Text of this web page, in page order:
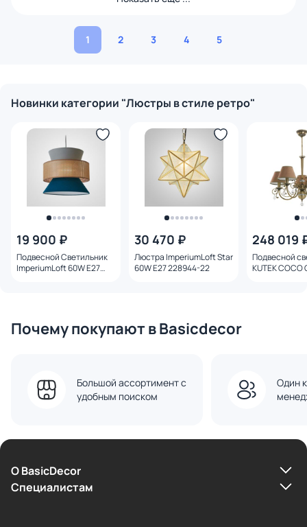
1 2 3 4 5
Новинки категории "Люстры в стиле ретро"
19 900 ₽
Подвесной Светильник
ImperiumLoft 60W E27
30 470 ₽
Люстра ImperiumLoft Star
60W E27 228944-22
248 019
Подвесной
KUTEK COCO
Почему покупают в Basicdecor
Большой ассортимент с
удобным поиском
Один
О BasicDecor
Cпециалистам